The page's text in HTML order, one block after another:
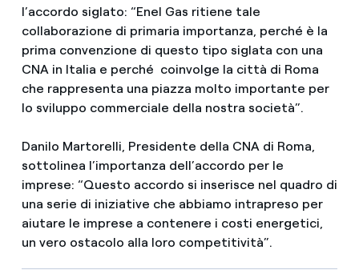
l’accordo siglato: “Enel Gas ritiene tale
collaborazione di primaria importanza, perché è la
prima convenzione di questo tipo siglata con una
CNA in Italia e perché coinvolge la città di Roma
che rappresenta una piazza molto importante per
lo sviluppo commerciale della nostra società”.
Danilo Martorelli, Presidente della CNA di Roma,
sottolinea l’importanza dell’accordo per le
imprese: “Questo accordo si inserisce nel quadro di
una serie di iniziative che abbiamo intrapreso per
aiutare le imprese a contenere i costi energetici,
un vero ostacolo alla loro competitività”.